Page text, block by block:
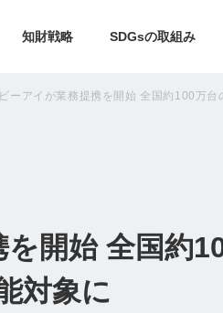
知財戦略 SDGsの取組み
ーアイが業務提携を開始 全国約100万
開始 全国約
対象に